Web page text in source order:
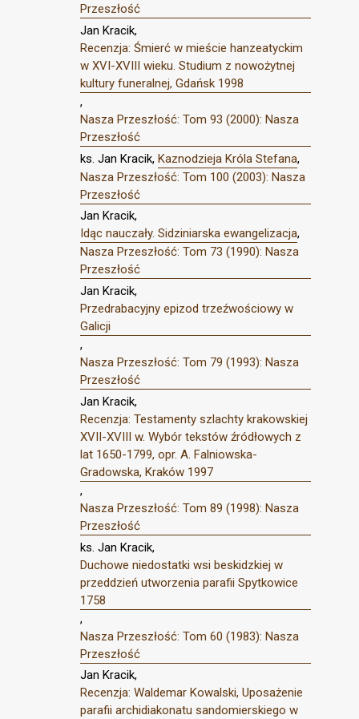
Przeszłość
Jan Kracik,
Recenzja: Śmierć w mieście hanzeatyckim
w XVI-XVIII wieku. Studium z nowożytnej
kultury funeralnej, Gdańsk 1998
,
Nasza Przeszłość: Tom 93 (2000): Nasza
Przeszłość
ks. Jan Kracik, Kaznodzieja Króla Stefana,
Nasza Przeszłość: Tom 100 (2003): Nasza
Przeszłość
Jan Kracik,
Idąc nauczały. Sidziniarska ewangelizacja,
Nasza Przeszłość: Tom 73 (1990): Nasza
Przeszłość
Jan Kracik,
Przedrabacyjny epizod trzeźwościowy w
Galicji
,
Nasza Przeszłość: Tom 79 (1993): Nasza
Przeszłość
Jan Kracik,
Recenzja: Testamenty szlachty krakowskiej
XVII-XVIII w. Wybór tekstów źródłowych z
lat 1650-1799, opr. A. Falniowska-
Gradowska, Kraków 1997
,
Nasza Przeszłość: Tom 89 (1998): Nasza
Przeszłość
ks. Jan Kracik,
Duchowe niedostatki wsi beskidzkiej w
przeddzień utworzenia parafii Spytkowice
1758
,
Nasza Przeszłość: Tom 60 (1983): Nasza
Przeszłość
Jan Kracik,
Recenzja: Waldemar Kowalski, Uposażenie
parafii archidiakonatu sandomierskiego w